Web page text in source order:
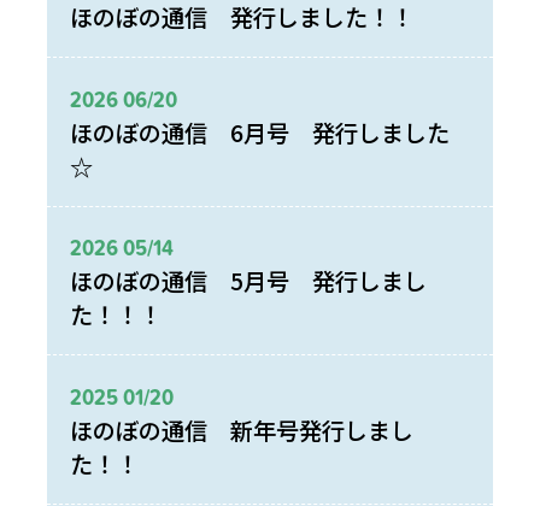
ほのぼの通信 発行しました！！
2026 06/20
ほのぼの通信 6月号 発行しました
☆
2026 05/14
ほのぼの通信 5月号 発行しまし
た！！！
2025 01/20
ほのぼの通信 新年号発行しまし
た！！